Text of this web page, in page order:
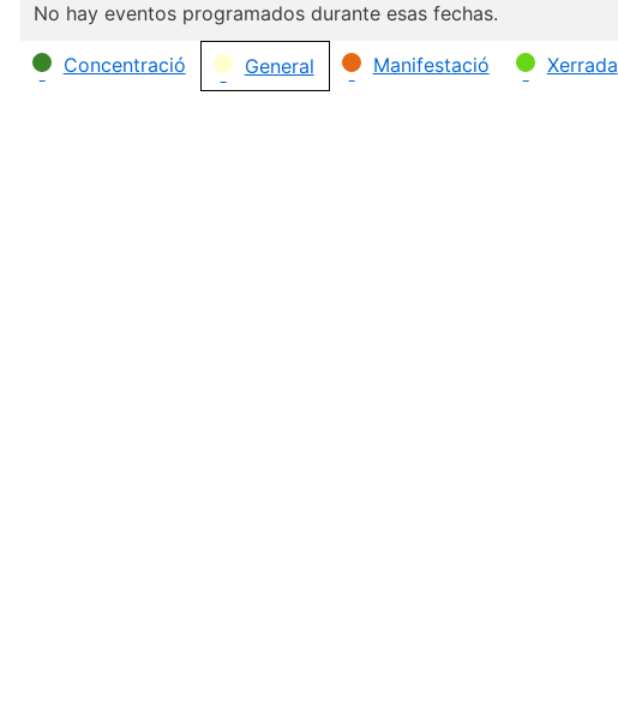
No hay eventos programados durante esas fechas.
Categorías
Concentració General Manifestació Xerrada